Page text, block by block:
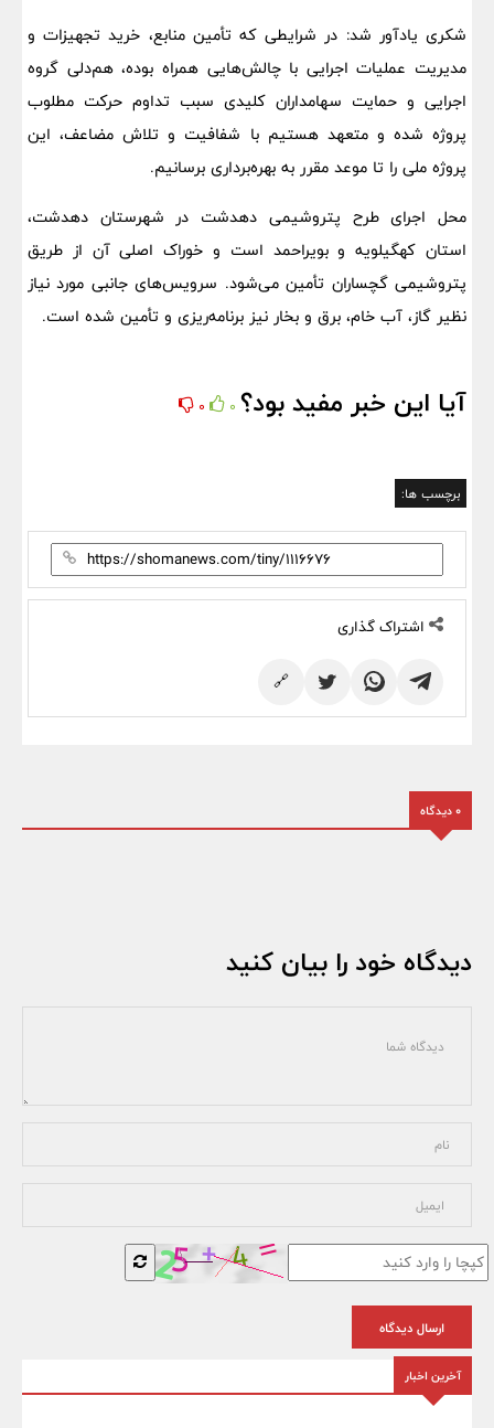
شکری یادآور شد: در شرایطی که تأمین منابع، خرید تجهیزات و
مدیریت عملیات اجرایی با چالش‌هایی همراه بوده، هم‌دلی گروه
اجرایی و حمایت سهامداران کلیدی سبب تداوم حرکت مطلوب
پروژه شده و متعهد هستیم با شفافیت و تلاش مضاعف، این
پروژه ملی را تا موعد مقرر به بهره‌برداری برسانیم.
محل اجرای طرح پتروشیمی دهدشت در شهرستان دهدشت،
استان کهگیلویه و بویراحمد است و خوراک اصلی آن از طریق
پتروشیمی گچساران تأمین می‌شود. سرویس‌های جانبی مورد نیاز
نظیر گاز، آب خام، برق و بخار نیز برنامه‌ریزی و تأمین شده است.
آیا این خبر مفید بود؟ 0
0
برچسب ها:
اشتراک گذاری
🔗
0 دیدگاه
دیدگاه خود را بیان کنید
ارسال دیدگاه
آخرین اخبار